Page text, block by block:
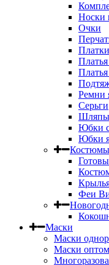
Носки
Очки
Ремни
Серьги
Шляпы
Юбки
Юбки
Феи
Маски
Маски
Маски оптом